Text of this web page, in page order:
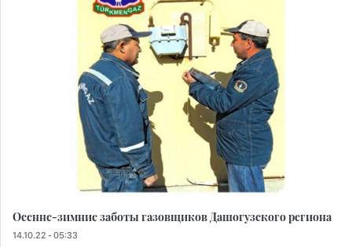
Осенне-зимние заботы газовщиков Дашогузского региона
14.10.22 - 05:33